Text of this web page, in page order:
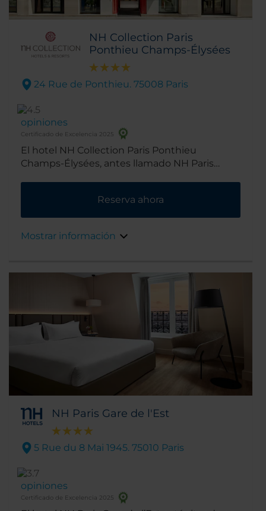
NH Collection Paris
Ponthieu Champs-Élysées
24 Rue de Ponthieu. 75008 Paris
opiniones
Certificado de Excelencia 2025
El hotel NH Collection Paris Ponthieu
Champs-Élysées, antes llamado NH Paris
muchos de los destinos de compras y lugares
de interés cultural imprescindibles de París.
descubrirás que tienes a poca distancia a pie
Petit Palais, la Plaza de la Concordia y el
Palacio del Elíseo, residencia oficial del
presidente de la República Francesa.
Reserva ahora
Mostrar información
NH Paris Gare de l'Est
5 Rue du 8 Mai 1945. 75010 Paris
opiniones
Certificado de Excelencia 2025